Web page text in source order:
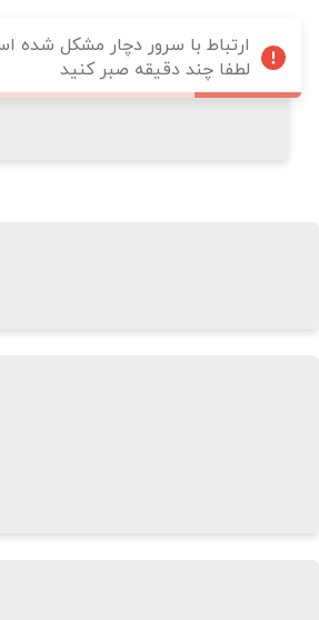
ارتباط با سرور دچار مشکل شده
لطفا چند دقیقه صبر کنید